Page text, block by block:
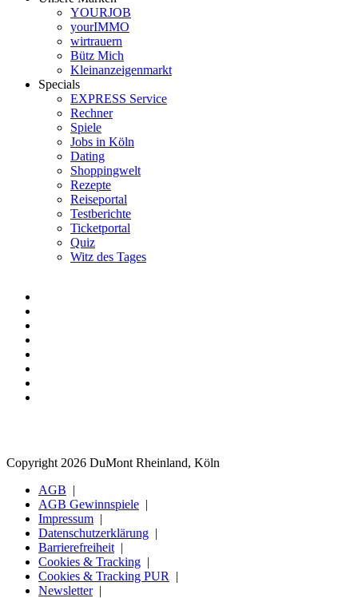
YOURJOB
yourIMMO
wirtrauern
Bütz Mich
Kleinanzeigenmarkt
Specials
EXPRESS Service
Rechner
Spiele
Jobs in Köln
Dating
Shoppingwelt
Rezepte
Reiseportal
Testberichte
Ticketportal
Quiz
Witz des Tages
Copyright 2026 DuMont Rheinland, Köln
AGB
AGB Gewinnspiele
Impressum
Datenschutzerklärung
Barrierefreiheit
Cookies & Tracking
Cookies & Tracking PUR
Newsletter